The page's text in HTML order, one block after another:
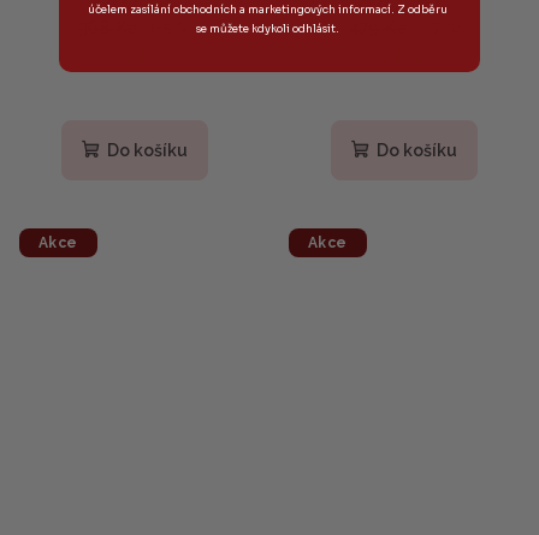
sérum s kyselinou
Do košíku
účinkem, niacinamidem
Do košíku
Akce Akce
účelem zasílání obchodních a marketingových informací. Z odběru
se můžete kdykoli odhlásit.